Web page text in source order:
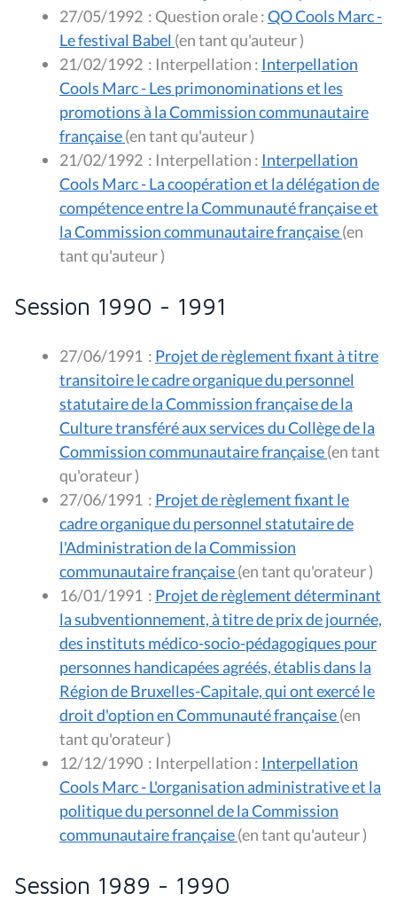
27/05/1992 : Question orale :QO Cools Marc -
Le festival Babel
(en tant qu'auteur )
21/02/1992 : Interpellation : Interpellation
Cools Marc - Les primonominations et les
promotions à la Commission communautaire
française
(en tant qu'auteur )
21/02/1992 : Interpellation : Interpellation
Cools Marc - La coopération et la délégation de
compétence entre la Communauté française et
la Commission communautaire française(en
tant qu'auteur )
Session 1990 - 1991
27/06/1991 : Projet de règlement fixant à titre
transitoire le cadre organique du personnel
statutaire de la Commission française de la
Culture transféré aux services du Collège de la
Commission communautaire française(en tant
qu'orateur )
27/06/1991 : Projet de règlement fixant le
cadre organique du personnel statutaire de
l'Administration de la Commission
communautaire française
(en tant qu'orateur )
16/01/1991 : Projet de règlement déterminant
la subventionnement, à titre de prix de journée,
des instituts médico-socio-pédagogiques pour
personnes handicapées agréés, établis dans la
Région de Bruxelles-Capitale, qui ont exercé le
droit d'option en Communauté française(en
tant qu'orateur )
12/12/1990 : Interpellation : Interpellation
Cools Marc - L'organisation administrative et la
politique du personnel de la Commission
communautaire française
(en tant qu'auteur )
Session 1989 - 1990